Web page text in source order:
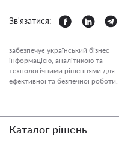
Зв'язатися:
забезпечує український бізнес
інформацією, аналітикою та
технологічними рішеннями для
ефективної та безпечної роботи.
Каталог рішень